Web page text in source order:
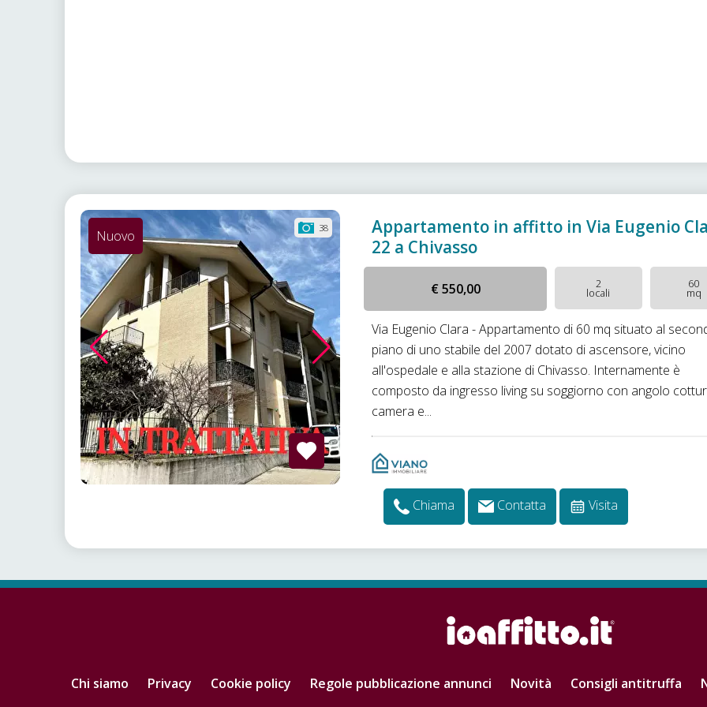
38
Nuovo
Appartamento in affitto in Via Eugenio
22 a Chivasso
€ 550,00 2
locali
60
mq
Via Eugenio Clara - Appartamento di 60 mq situato al
piano di uno stabile del 2007 dotato di ascensore, vicino
all'ospedale e alla stazione di Chivasso. Internamente è
composto da ingresso living su soggiorno con angolo
camera e...
Chiama Contatta Visita
Chi siamo Privacy Cookie policy Regole pubblicazione annunci Novità Consigli antitruffa